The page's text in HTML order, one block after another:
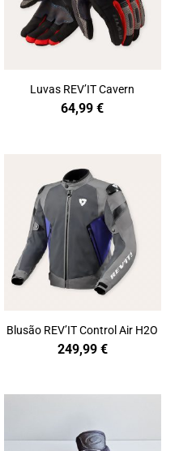
Luvas REV’IT Cavern
64,99€
Blusão REV’IT Control Air H2O
249,99 €